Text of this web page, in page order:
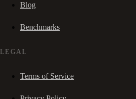
Blog
Benchmarks
LEGAL
Terms of Service